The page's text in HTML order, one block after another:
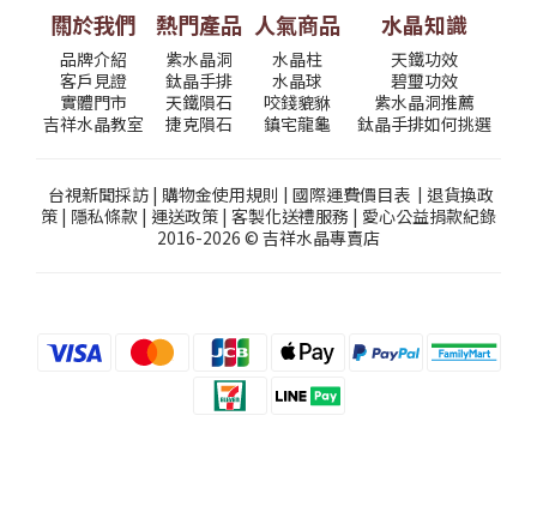
關於我們
品牌介紹
客戶見證
實體門市
吉祥水晶教室
熱門產品
紫水晶洞
鈦晶手排
天鐵隕石
捷克隕石
人氣商品
水晶柱
水晶球
咬錢貔貅
鎮宅龍龜
水晶知識
天鐵功效
碧璽功效
紫水晶洞推薦
鈦晶手排如何挑選
台視新聞採訪| 購物金使用規則 | 國際運費價目表| 退貨換政
策 | 隱私條款 | 運送政策 | 客製化送禮服務 | 愛心公益捐款紀錄
2016-2026 © 吉祥水晶專賣店